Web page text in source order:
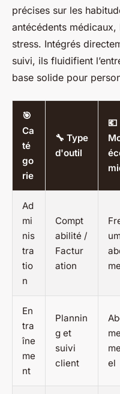
précises sur les
antécédents
stress. Intégrés
suivi, ils fluidifient
base solide pour
🎯
Ca
té
go
rie
🔧 Type
d'outil
💶
Ad
mi
nis
tra
tio
n
Compt
abilité /
Factur
ation
En
tra
îne
me
nt
Plannin
g et
suivi
client
el